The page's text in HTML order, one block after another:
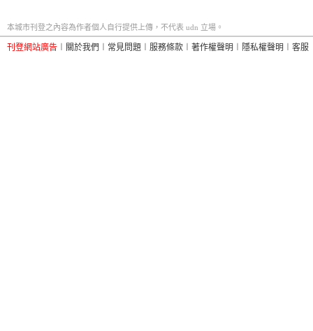
本城市刊登之內容為作者個人自行提供上傳，不代表 udn 立場。
刊登網站廣告 關於我們 常見問題 服務條款 著作權聲明 隱私權聲明 客服